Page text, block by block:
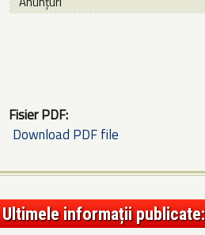
Fisier PDF:
Download PDF file
Ultimele informații publicate: